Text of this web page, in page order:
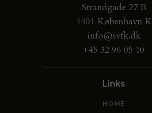
Strandgade 27 B
1401 København K
info@svfk.dk
+45 32 96 05 10
Links
HOME